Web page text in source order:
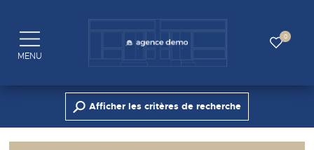
0
MENU
Afficher les critères de recherche